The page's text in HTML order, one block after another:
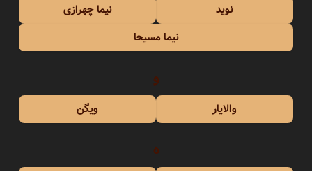
نوید
نیما چهرازی
نیما مسیحا
و
والایار ویگن
ه